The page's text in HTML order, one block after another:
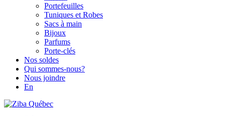
Portefeuilles
Tuniques et Robes
Sacs à main
Bijoux
Parfums
Porte-clés
Nos soldes
Qui sommes-nous?
Nous joindre
En